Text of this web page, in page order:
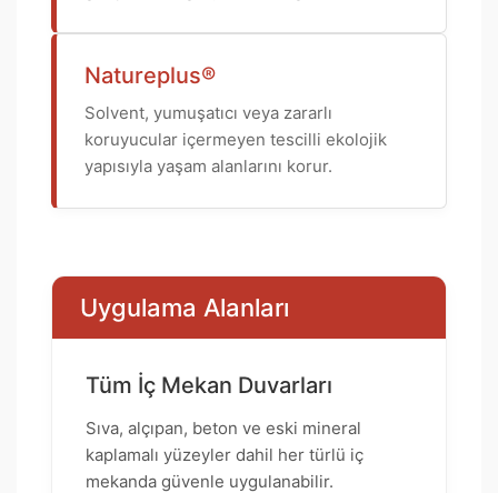
Natureplus®
Solvent, yumuşatıcı veya zararlı
koruyucular içermeyen tescilli ekolojik
yapısıyla yaşam alanlarını korur.
Uygulama Alanları
Tüm İç Mekan Duvarları
Sıva, alçıpan, beton ve eski mineral
kaplamalı yüzeyler dahil her türlü iç
mekanda güvenle uygulanabilir.